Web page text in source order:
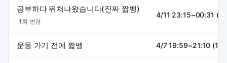
공부하다 뛰쳐나왔습니다(진짜 짧뱅)
1회 변경
4/11 23:15~00:31
운동 가기 전에 짧뱅 4/7 19:59~21:10